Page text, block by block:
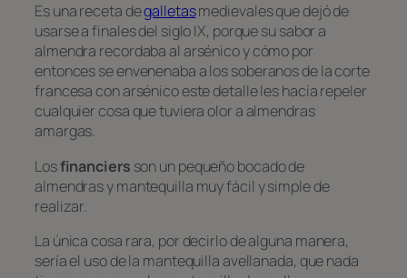
Es una receta degalletasmedievales que dejó de
usarse a finales del siglo IX, porque su sabor a
almendra recordaba al arsénico y cómo por
entonces se envenenaba a los soberanos de la corte
francesa con arsénico este detalle les hacía repeler
cualquier cosa que tuviera olor a almendras
amargas.
Losfinanciers son un pequeño bocado de
almendras y mantequilla muy fácil y simple de
realizar.
La única cosa rara, por decirlo de alguna manera,
sería el uso de la mantequilla avellanada, que nada